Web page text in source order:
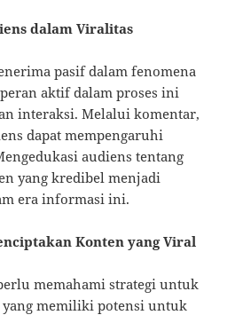
dalam Viralitas
pasif dalam fenomena
aktif dalam proses ini
interaksi. Melalui komentar,
dapat mempengaruhi
audiens tentang
yang kredibel menjadi
era informasi ini.
Konten yang Viral
memahami strategi untuk
memiliki potensi untuk